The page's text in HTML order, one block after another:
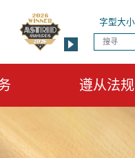
字型大小
搜寻
遵从法规